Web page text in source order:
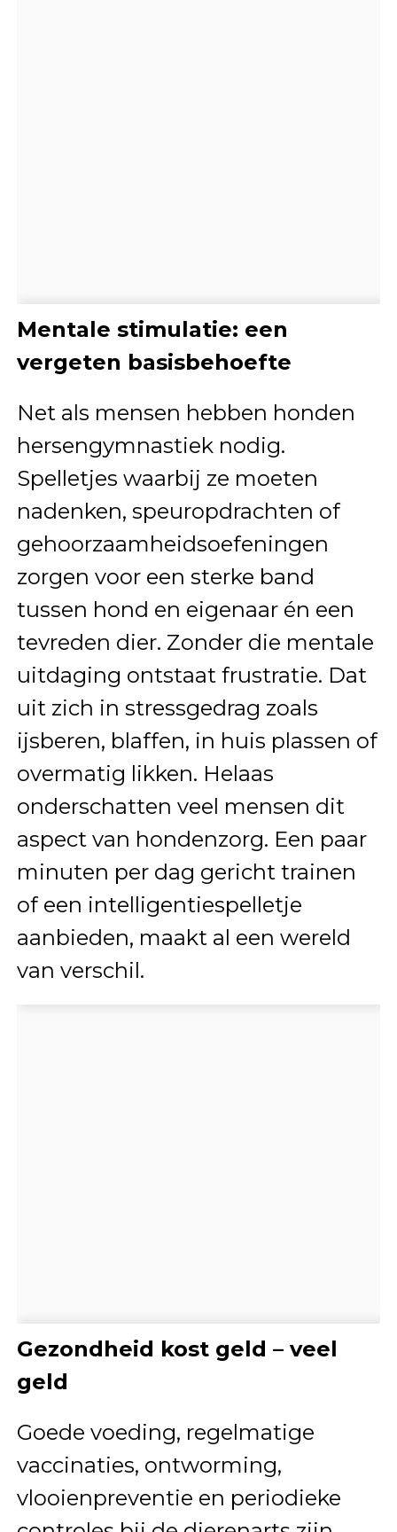
Mentale stimulatie: een
vergeten basisbehoefte
Net als mensen hebben honden
hersengymnastiek nodig.
Spelletjes waarbij ze moeten
nadenken, speuropdrachten of
gehoorzaamheidsoefeningen
zorgen voor een sterke band
tussen hond en eigenaar én een
tevreden dier. Zonder die mentale
uitdaging ontstaat frustratie. Dat
uit zich in stressgedrag zoals
ijsberen, blaffen, in huis plassen of
overmatig likken. Helaas
onderschatten veel mensen dit
aspect van hondenzorg. Een paar
minuten per dag gericht trainen
of een intelligentiespelletje
aanbieden, maakt al een wereld
van verschil.
Gezondheid kost geld – veel
geld
Goede voeding, regelmatige
vaccinaties, ontworming,
vlooienpreventie en periodieke